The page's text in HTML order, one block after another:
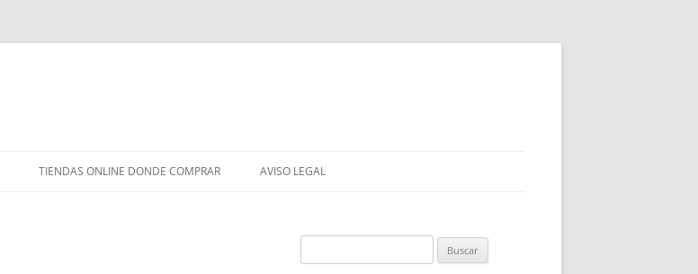
TIENDAS ONLINE DONDE COMPRAR AVISO LEGAL